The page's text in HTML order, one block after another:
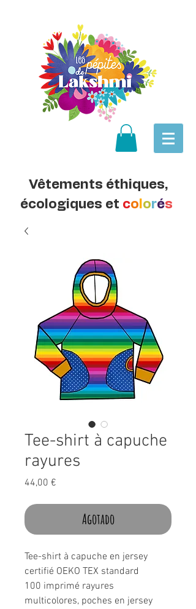
Vêtements éthiques,
écologiques et co orés
Tee-shirt à capuche
rayures
44,00 €
Agotado
Tee-shirt à capuche en jersey
certifié OEKO TEX standard
100 imprimé rayures
multicolores, poches en jersey